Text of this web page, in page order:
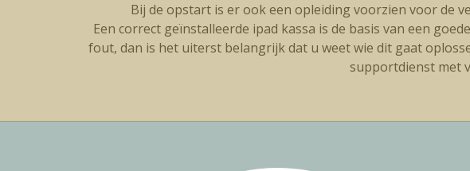
Bij de opstart is er ook een opleiding voorzien voor de
Een correct geïnstalleerde ipad kassa is de basis van een
fout, dan is het uiterst belangrijk dat u weet wie dit gaat
supportdienst met